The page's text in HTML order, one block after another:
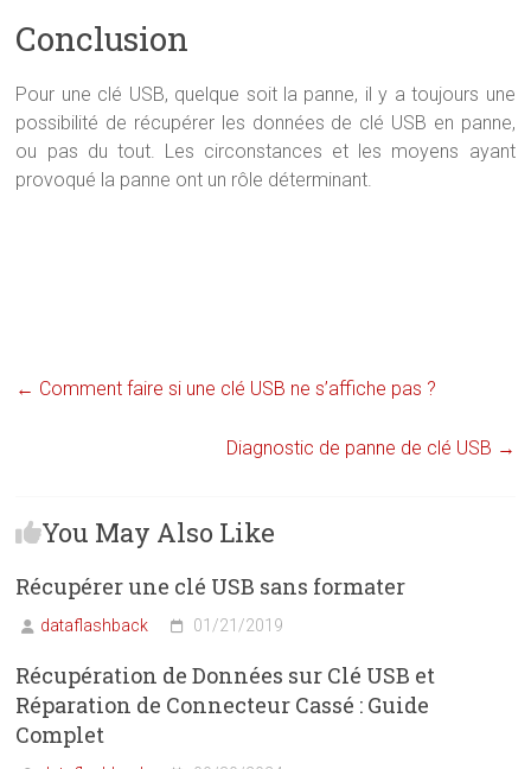
Conclusion
Pour une clé USB, quelque soit la panne, il y a toujours une
possibilité de récupérer les données de clé USB en panne,
ou pas du tout. Les circonstances et les moyens ayant
provoqué la panne ont un rôle déterminant.
← Comment faire si une clé USB ne s’affiche pas ?
Diagnostic de panne de clé USB →
You May Also Like
Récupérer une clé USB sans formater
dataflashback 01/21/2019
Récupération de Données sur Clé USB et
Réparation de Connecteur Cassé : Guide
Complet